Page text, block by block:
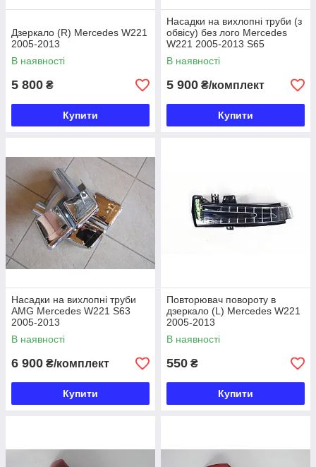
Дзеркало (R) Mercedes W221
2005-2013
В наявності
5 800 ₴
Купити
Насадки на вихлопні труби (з
обвісу) без лого Mercedes
W221 2005-2013 S65
В наявності
5 900 ₴/комплект
Купити
Насадки на вихлопні труби
AMG Mercedes W221 S63
2005-2013
В наявності
6 900 ₴/комплект
Купити
Повторювач повoроту в
дзеркало (L) Mercedes W221
2005-2013
В наявності
550 ₴
Купити